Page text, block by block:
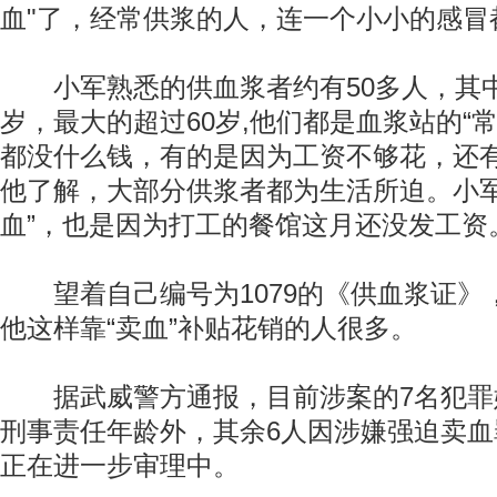
血"了，经常供浆的人，连一个小小的感冒
小军熟悉的供血浆者约有50多人，其
岁，最大的超过60岁,他们都是血浆站的“
都没什么钱，有的是因为工资不够花，还
他了解，大部分供浆者都为生活所迫。小
血”，也是因为打工的餐馆这月还没发工资
望着自己编号为1079的《供血浆证》
他这样靠“卖血”补贴花销的人很多。
据武威警方通报，目前涉案的7名犯罪
刑事责任年龄外，其余6人因涉嫌强迫卖
正在进一步审理中。